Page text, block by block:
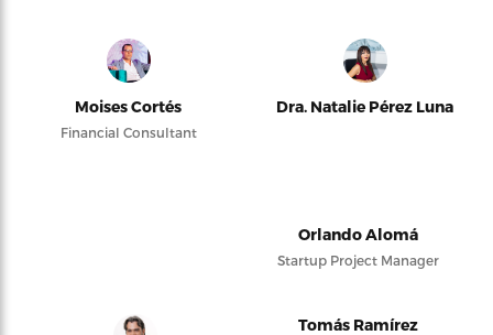
Moises Cortés
Financial Consultant
Dra. Natalie Pérez Luna
Orlando Alomá
Startup Project Manager
Tomás Ramírez